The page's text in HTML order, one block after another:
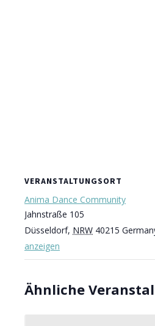
VERANSTALTUNGSORT
Anima Dance Community
Jahnstraße 105
Düsseldorf, NRW 40215
anzeigen
Ähnliche